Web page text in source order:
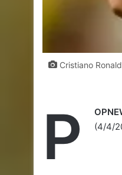
Cristiano
P
(4/4/